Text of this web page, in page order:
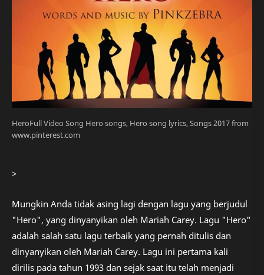
HeroFull Video Song Hero songs, Hero song lyrics, Songs 2017 from
www.pinterest.com
>
Mungkin Anda tidak asing lagi dengan lagu yang berjudul
"Hero", yang dinyanyikan oleh Mariah Carey. Lagu "Hero"
adalah salah satu lagu terbaik yang pernah ditulis dan
dinyanyikan oleh Mariah Carey. Lagu ini pertama kali
dirilis pada tahun 1993 dan sejak saat itu telah menjadi